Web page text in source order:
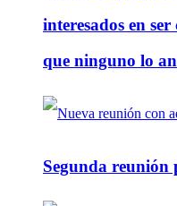
interesados en
que ninguno lo
Segunda reunión